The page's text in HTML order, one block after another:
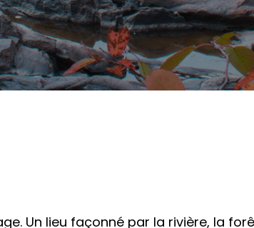
Un lieu façonné par la rivière, la